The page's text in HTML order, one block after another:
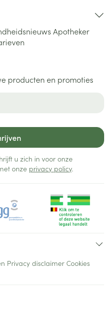
Apotheker
producten en promoties
u zich in voor onze
onze privacy policy.
Privacy disclaimer Cookies